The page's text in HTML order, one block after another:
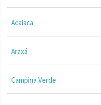
Acaiaca
Araxá
Campina Verde